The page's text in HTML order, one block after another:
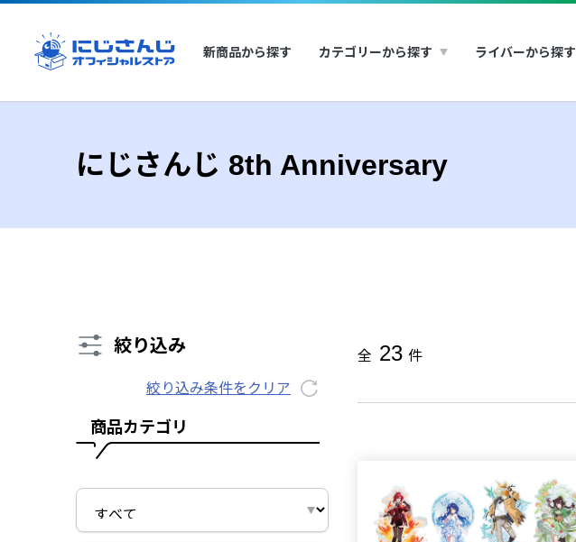
新商品から探す カテゴリーから探す ライバーから探す
にじさんじ 8th Anniversary
絞り込み
絞り込み条件をクリア
商品カテゴリ
全 23 件